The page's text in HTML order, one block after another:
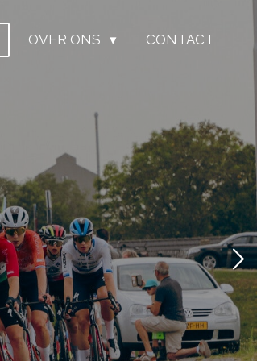
OVER ONS CONTACT